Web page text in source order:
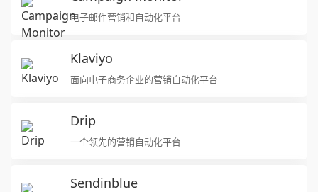
电子邮件营销和自动化平台
Klaviyo
面向电子商务企业的营销自动化平台
Drip
一个领先的营销自动化平台
Sendinblue